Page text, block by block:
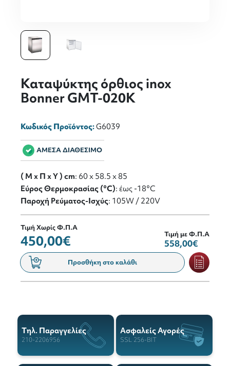
Καταψύκτης όρθιος inox
Bonner GMT-020K
Κωδικός Προϊόντος:G6039
ΑΜΕΣΑ ΔΙΑΘΕΣΙΜΟ
( M x Π x Y ) cm: 60 x 58.5 x 85
Εύρος Θερμοκρασίας (°C): έως -18°C
Παροχή Ρεύματος-Ισχύς: 105W / 220V
Τιμή Χωρίς Φ.Π.Α
450,00€ Τιμή με Φ.Π.Α
558,00€
Προσθήκη στο καλάθι
Tηλ. Παραγγελίες
210-2206956
Ασφαλείς Αγορές
SSL 256-BIT